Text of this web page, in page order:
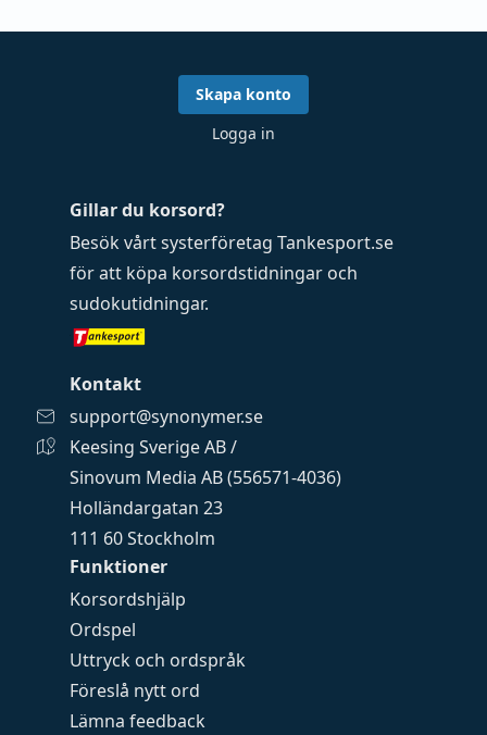
Funktioner
Korsordshjälp
Ordspel
Uttryck och ordspråk
Föreslå nytt ord
Lämna feedback
Gillar du korsord?
Besök vårt systerföretag Tankesport.se
för att köpa korsordstidningar och
sudokutidningar.
Kontakt
support@synonymer.se
Keesing Sverige AB /
Sinovum Media AB (556571-4036)
Holländargatan 23
111 60 Stockholm
Skapa konto
Logga in